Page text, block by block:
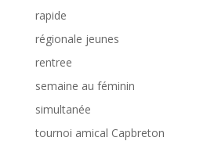
rapide
régionale jeunes
rentree
semaine au féminin
simultanée
tournoi amical Capbreton